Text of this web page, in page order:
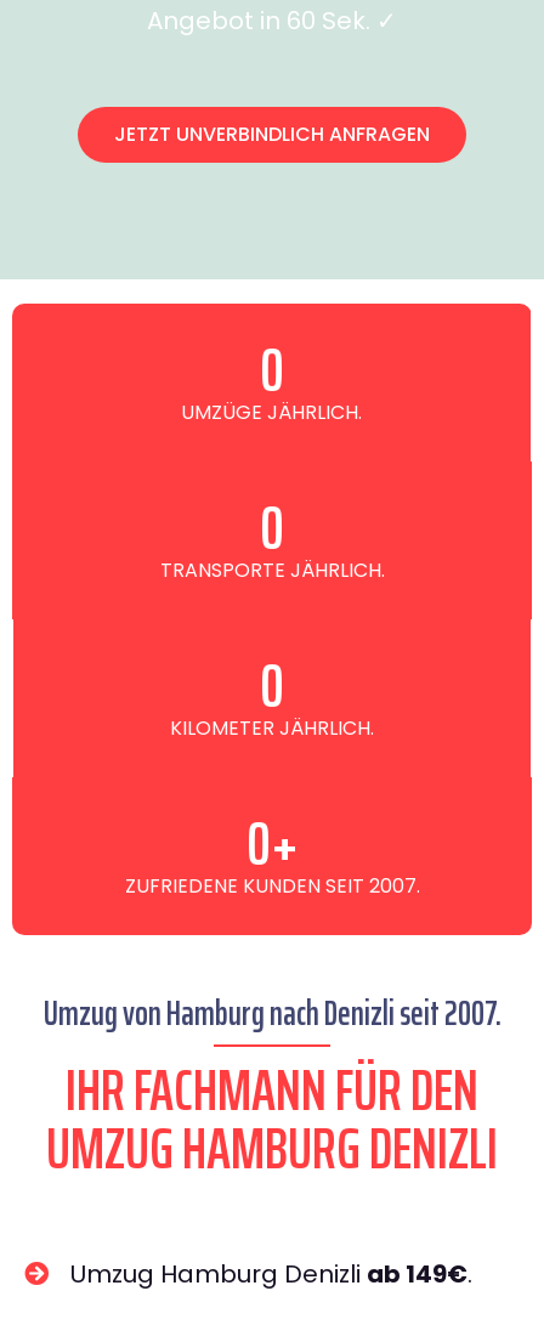
Angebot in 60 Sek. ✓
JETZT UNVERBINDLICH ANFRAGEN
UMZÜGE JÄHRLICH.
0
TRANSPORTE JÄHRLICH.
0
KILOMETER JÄHRLICH.
0
ZUFRIEDENE KUNDEN SEIT 2007.
0+
Umzug von Hamburg nach Denizli seit 2007.
IHR FACHMANN FÜR DEN
UMZUG HAMBURG DENIZLI
Umzug Hamburg Denizli ab 149€.